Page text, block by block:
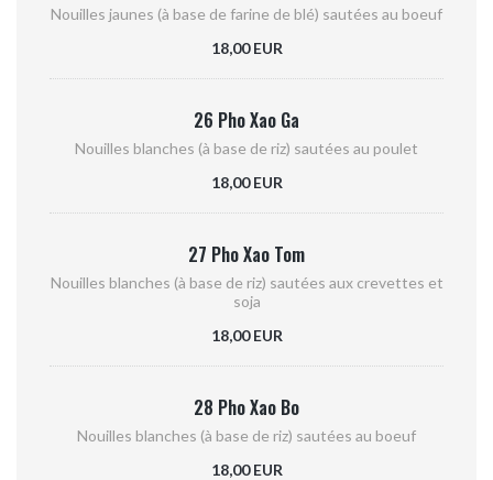
Nouilles jaunes (à base de farine de blé) sautées au boeuf
18,00 EUR
26 Pho Xao Ga
Nouilles blanches (à base de riz) sautées au poulet
18,00 EUR
27 Pho Xao Tom
Nouilles blanches (à base de riz) sautées aux crevettes et
soja
18,00 EUR
28 Pho Xao Bo
Nouilles blanches (à base de riz) sautées au boeuf
18,00 EUR